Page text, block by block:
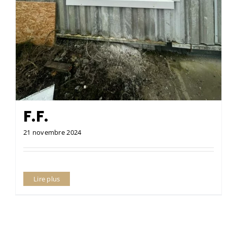
F.F.
21 novembre 2024
Lire plus